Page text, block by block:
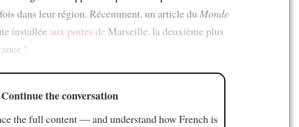
dans leur région. Récemment, un article du Monde
installée aux portes de Marseille, la deuxième plus
!
Continue the conversation
the full content — and understand how French is